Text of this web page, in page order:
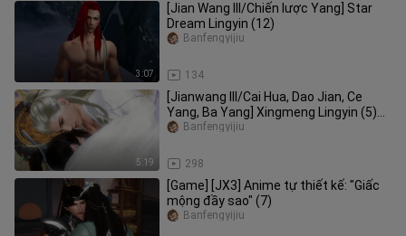
3:07
[Jian Wang III/Chiến lược Yang] Star
Dream Lingyin (12)
134
Banfengyijiu
5:19
[Jianwang III/Cai Hua, Dao Jian, Ce
Yang, Ba Yang] Xingmeng Lingyin (5)
Phần 2
298
Banfengyijiu
[Game] [JX3] Anime tự thiết kế: "Giấc
mộng đầy sao" (7)
Banfengyijiu